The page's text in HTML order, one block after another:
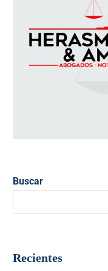
Buscar
Recientes